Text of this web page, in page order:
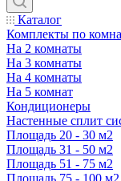
Каталог
Комплекты по
На 2 комнаты
На 3 комнаты
На 4 комнаты
На 5 комнат
Кондиционеры
Настенные сплит
Площадь 20 - 30 м2
Площадь 31 - 50 м2
Площадь 51 - 75 м2
Площадь 75 - 100 м2